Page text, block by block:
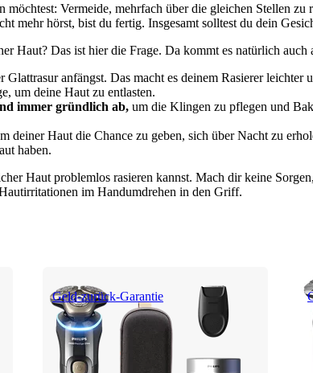
möchtest: Vermeide, mehrfach über die gleichen Stellen
mehr hörst, bist du fertig. Insgesamt solltest du dein
Haut? Das ist hier die Frage. Da kommt es natürlich
Glattrasur anfängst. Das macht es deinem Rasierer
um deine Haut zu entlasten.
immer gründlich ab, um die Klingen zu pflegen und
deiner Haut die Chance zu geben, sich über Nacht zu
haben.
Haut problemlos rasieren kannst. Mach dir keine
im Handumdrehen in den Griff.
Geld-zurück-Garantie